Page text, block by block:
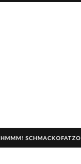
HMMM! SCHMACKOFATZO